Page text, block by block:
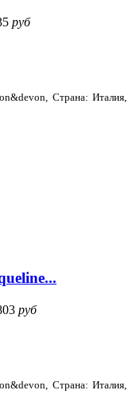
руб
Страна: Италия,
руб
Страна: Италия,